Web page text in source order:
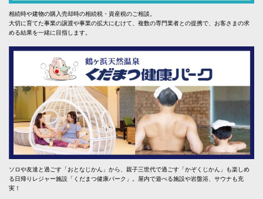
相続時や建物の購入売却時の相続税・資産税のご相談。
大切に育てた事業の譲渡や事業の拡大にむけて、複数の専門業者との提携で、お客さまの求
める結果を一緒に目指します。
ソロや友達と過ごす「おとなじかん」から、親子三世代で過ごす「かぞくじかん」も楽しめ
る日帰りレジャー施設「くだまつ健康パーク」。屋内で遊べる施設や岩盤浴、サウナも充
実！